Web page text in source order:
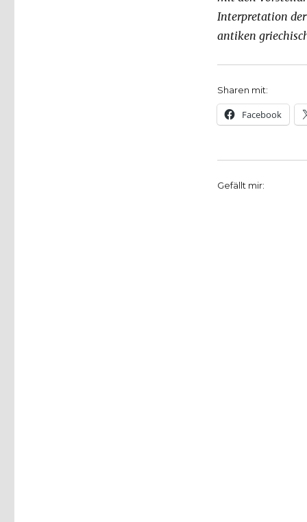
Interpretation der
antiken
Sharen mit:
Facebook
Gefällt mir: